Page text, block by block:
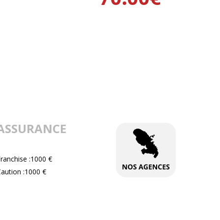
:1000 €
:1000 €